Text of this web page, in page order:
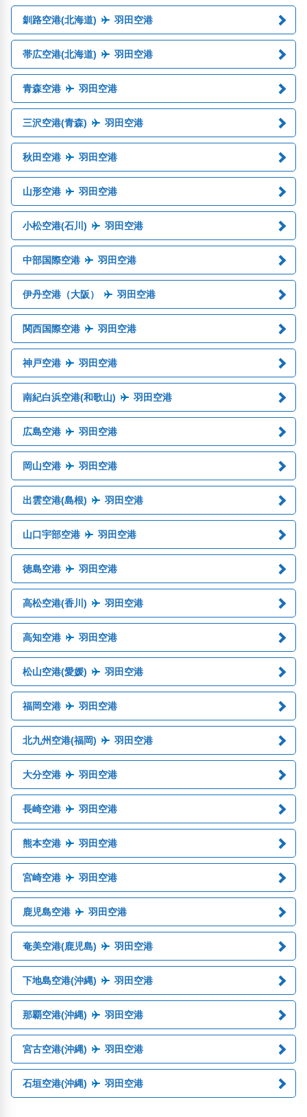
釧路空港(北海道) 羽田空港
帯広空港(北海道) 羽田空港
青森空港 羽田空港
三沢空港(青森) 羽田空港
秋田空港 羽田空港
山形空港 羽田空港
小松空港(石川) 羽田空港
中部国際空港 羽田空港
伊丹空港（大阪） 羽田空港
関西国際空港 羽田空港
神戸空港 羽田空港
南紀白浜空港(和歌山) 羽田空港
広島空港 羽田空港
岡山空港 羽田空港
出雲空港(島根) 羽田空港
山口宇部空港 羽田空港
徳島空港 羽田空港
高松空港(香川) 羽田空港
高知空港 羽田空港
松山空港(愛媛) 羽田空港
福岡空港 羽田空港
北九州空港(福岡) 羽田空港
大分空港 羽田空港
長崎空港 羽田空港
熊本空港 羽田空港
宮崎空港 羽田空港
鹿児島空港 羽田空港
奄美空港(鹿児島) 羽田空港
下地島空港(沖縄) 羽田空港
那覇空港(沖縄) 羽田空港
宮古空港(沖縄) 羽田空港
石垣空港(沖縄) 羽田空港